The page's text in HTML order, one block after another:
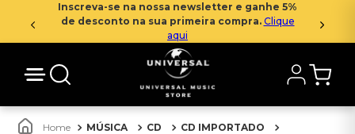
Inscreva-se na nossa newsletter e ganhe 5%
de desconto na sua primeira compra. Clique
aqui
MÚSICA CD
CD IMPORTADO